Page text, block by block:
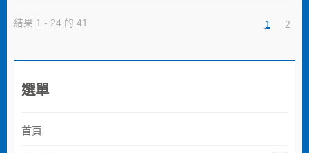
結果 1 - 24 的 41 1 2
選單
首頁